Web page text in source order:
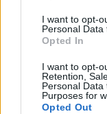
I want to opt-
Personal Data
Opted In
I want to opt-
Retention,
Personal
Purposes for
Opted Out
2009 májusában a
leginnovatívabb
sikeres lett
ellenére
egy kis humor